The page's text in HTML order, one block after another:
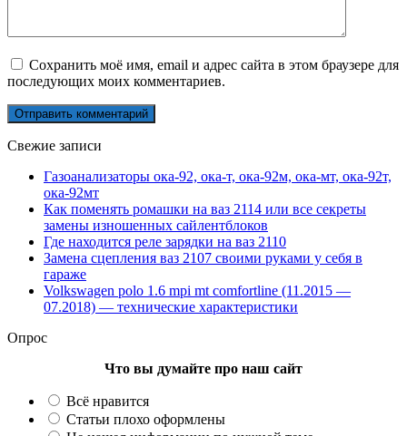
Сохранить моё имя, email и адрес сайта в этом браузере для
последующих моих комментариев.
Свежие записи
Газоанализаторы ока-92, ока-т, ока-92м, ока-мт, ока-92т,
ока-92мт
Как поменять ромашки на ваз 2114 или все секреты
замены изношенных сайлентблоков
Где находится реле зарядки на ваз 2110
Замена сцепления ваз 2107 своими руками у себя в
гараже
Volkswagen polo 1.6 mpi mt comfortline (11.2015 —
07.2018) — технические характеристики
Опрос
Что вы думайте про наш сайт
Всё нравится
Статьи плохо оформлены